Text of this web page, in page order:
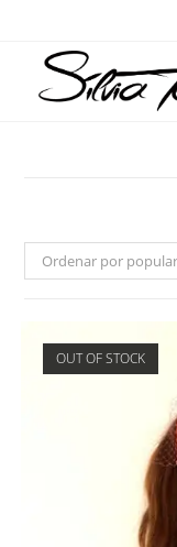
Ordenar por
OUT OF STOCK